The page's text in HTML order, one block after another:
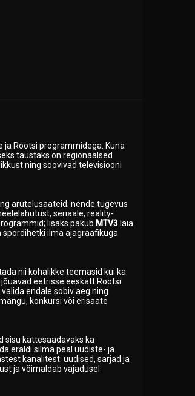
Rootsi programmidega. Kuna
taustaks on regionaalsed
ning soovivad televisiooni
arutelusaateid; nende tugevus
seriaale, reality-
lisaks pakub MTV3 laia
spordihetki ilma ajagraafikuga
nii kohalikke teemasid kui ka
eetrisse eeskätt Rootsi
endale sobiv aeg ning
konkursi või erisaate
sisu kättesaadavaks ka
eraldi silma peal uudiste- ja
kanalitest: uudised, sarjad ja
ja võimaldab vajadusel